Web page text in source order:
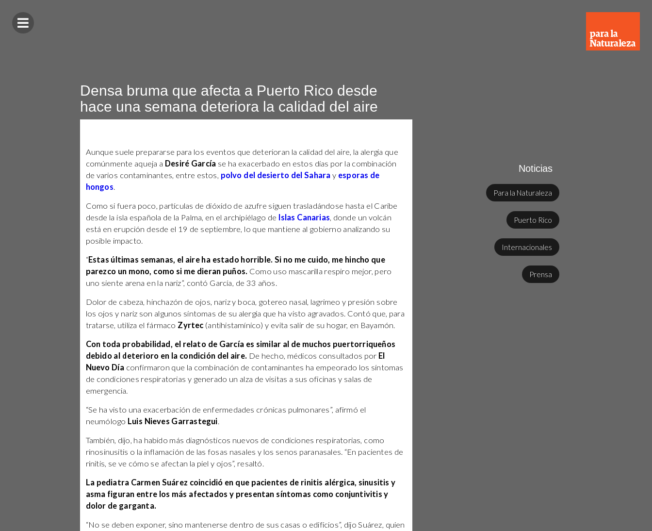
Densa bruma que afecta a Puerto Rico desde
hace una semana deteriora la calidad del aire
Aunque suele prepararse para los eventos que deterioran la calidad del aire, la alergia que
comúnmente aqueja a Desiré García se ha exacerbado en estos días por la combinación
de varios contaminantes, entre estos, polvo del desierto del Sahara y esporas de
hongos.
Como si fuera poco, partículas de dióxido de azufre siguen trasladándose hasta el Caribe
desde la isla española de la Palma, en el archipiélago de Islas Canarias, donde un volcán
está en erupción desde el 19 de septiembre, lo que mantiene al gobierno analizando su
posible impacto.
“Estas últimas semanas, el aire ha estado horrible. Si no me cuido, me hincho que
parezco un mono, como si me dieran puños. Como uso mascarilla respiro mejor, pero
uno siente arena en la nariz”, contó García, de 33 años.
Dolor de cabeza, hinchazón de ojos, nariz y boca, gotereo nasal, lagrimeo y presión sobre
los ojos y nariz son algunos síntomas de su alergia que ha visto agravados. Contó que, para
tratarse, utiliza el fármaco Zyrtec (antihistamínico) y evita salir de su hogar, en Bayamón.
Con toda probabilidad, el relato de García es similar al de muchos puertorriqueños
debido al deterioro en la condición del aire. De hecho, médicos consultados por El
Nuevo Díaconfirmaron que la combinación de contaminantes ha empeorado los síntomas
de condiciones respiratorias y generado un alza de visitas a sus oficinas y salas de
emergencia.
“Se ha visto una exacerbación de enfermedades crónicas pulmonares”, afirmó el
neumólogo Luis Nieves Garrastegui.
También, dijo, ha habido más diagnósticos nuevos de condiciones respiratorias, como
rinosinusitis o la inflamación de las fosas nasales y los senos paranasales. “En pacientes de
rinitis, se ve cómo se afectan la piel y ojos”, resaltó.
La pediatra Carmen Suárez coincidió en que pacientes de rinitis alérgica, sinusitis y
asma figuran entre los más afectados y presentan síntomas como conjuntivitis y
dolor de garganta.
“No se deben exponer, sino mantenerse dentro de sus casas o edificios”, dijo Suárez, quien
Noticias
Para la Naturaleza
Puerto Rico
Internacionales
Prensa